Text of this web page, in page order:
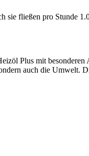
sie fließen pro Stunde
Plus mit
auch die Umwelt.